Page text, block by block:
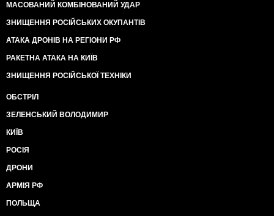
МАСОВАНИЙ КОМБІНОВАНИЙ УДАР
ЗНИЩЕННЯ РОСІЙСЬКИХ ОКУПАНТІВ
АТАКА ДРОНІВ НА РЕГІОНИ РФ
РАКЕТНА АТАКА НА КИЇВ
ЗНИЩЕННЯ РОСІЙСЬКОЇ ТЕХНІКИ
ОБСТРІЛ
ЗЕЛЕНСЬКИЙ ВОЛОДИМИР
КИЇВ
РОСІЯ
ДРОНИ
АРМІЯ РФ
ПОЛЬЩА